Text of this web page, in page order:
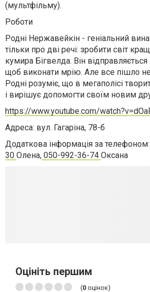
(мультфільму).
Роботи
Родні Нержавейкін - геніальний
тільки про дві речі: зробити світ
кумира Бігвелда. Він відправляється
щоб виконати мрію. Але все пішло не
Родні розуміє, що в мегаполісі
і вирішує допомогти своїм новим
https://www.youtube.com/
Адреса: вул. Гагаріна, 78-б
Додаткова інформація за телефоном:
30 Олена, 050-992-36-74 Оксана
Оцініть першим
(0 оцінок)